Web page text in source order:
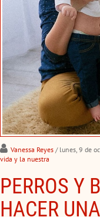
Vanessa Reyes / lunes, 9 de
vida y la nuestra
PERROS Y
HACER